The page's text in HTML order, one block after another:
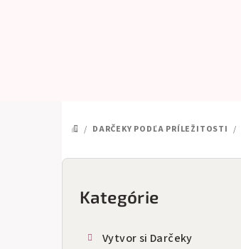
DOMOV
/ DARČEKY PODĽA PRÍLEŽITOSTI /
B
Preskočiť
kategórie
Kategórie
Vytvor si Darčeky